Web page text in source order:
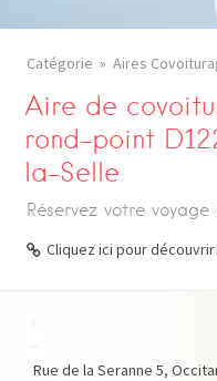
Catégorie Aires
Aire de
rond-point
la-Selle
Réservez votre
Cliquez ici pour
Rue de la Seranne 5